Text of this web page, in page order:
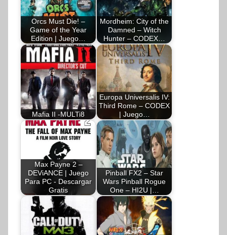
Orcs Must Die! –
Game of the Year
Edition | Juego…
Mordheim: City of the
Damned – Witch
Hunter – CODEX…
Mafia II -MULTi8
Europa Universalis IV:
Third Rome – CODEX
| Juego…
Max Payne 2 –
DEViANCE | Juego
Para PC - Descargar
Gratis
Pinball FX2 – Star
Wars Pinball Rogue
One – HI2U |…